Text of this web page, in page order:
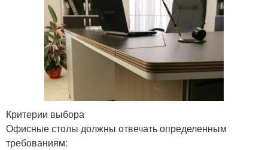
Критерии выбора
Офисные столы должны отвечать определенным
требованиям: